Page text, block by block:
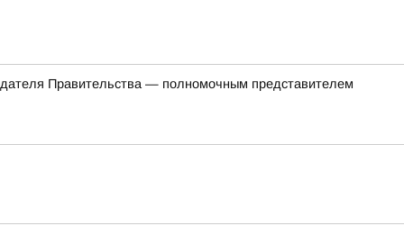
Правительства — полномочным представителем